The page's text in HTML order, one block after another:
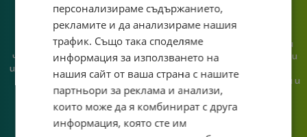
При нас говориш с реален
човек, не с чатбот, когато
имаш нужда от консултация
или справяне с проблем.
Сглобяваме, поддържаме и
обслужваме. Като магазин и
гарантираме бърза реакция и
познаване на твоята
система.
персонализираме съдържанието,
рекламите и да анализираме нашия
трафик. Също така споделяме
информация за използването на
нашия сайт от ваша страна с нашите
партньори за реклама и анализи,
които може да я комбинират с друга
информация, която сте им